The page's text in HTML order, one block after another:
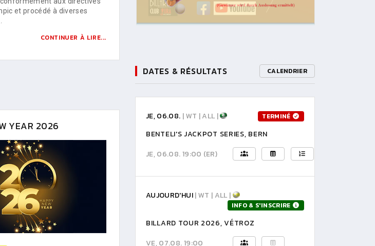
et procédé à diverses
CONTINUER À LIRE...
YEAR 2026
DATES & RÉSULTATS CALENDRIER
JE, 06.08. | WT | ALL | TERMINÉ
BENTELI'S JACKPOT SERIES, BERN
JE, 06.08. 19:00 (ER)
AUJOURD'HUI| WT | ALL |
INFO & S'INSCRIRE
BILLARD TOUR 2026, VÉTROZ
VE, 07.08. 19:00